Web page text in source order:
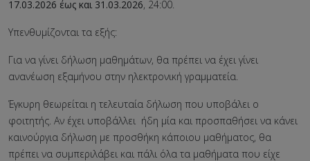
17.03.2026 έως και 31.03.2026, 24:00.
Υπενθυμίζονται τα εξής:
Για να γίνει δήλωση μαθημάτων, θα πρέπει να έχει γίνει
ανανέωση εξαμήνου στην ηλεκτρονική γραμματεία.
Έγκυρη θεωρείται η τελευταία δήλωση που υποβάλει ο
φοιτητής. Αν έχει υποβάλλει ήδη μία και προσπαθήσει να κάνει
καινούργια δήλωση με προσθήκη κάποιου μαθήματος, θα
πρέπει να συμπεριλάβει και πάλι όλα τα μαθήματα που είχε